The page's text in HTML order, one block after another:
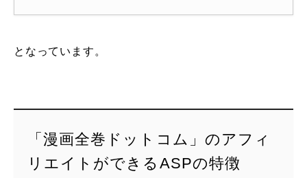
となっています。
「漫画全巻ドットコム」のアフィ
リエイトができるASPの特徴